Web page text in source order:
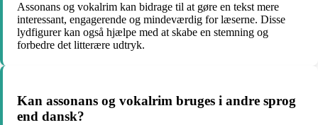
Assonans og vokalrim kan bidrage til at gøre en tekst mere
interessant, engagerende og mindeværdig for læserne. Disse
lydfigurer kan også hjælpe med at skabe en stemning og
forbedre det litterære udtryk.
Kan assonans og vokalrim bruges i andre sprog
end dansk?